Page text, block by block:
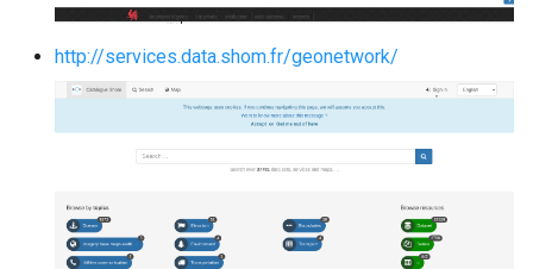
http://services.data.shom.fr/geonetwork/